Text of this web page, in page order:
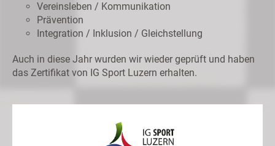
Vereinsleben / Kommunikation
Prävention
Integration / Inklusion / Gleichstellung
Auch in diese Jahr wurden wir wieder geprüft und haben
das Zertifikat von IG Sport Luzern erhalten.